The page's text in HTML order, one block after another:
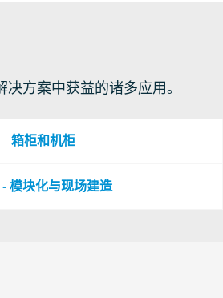
方案中获益的诸多应用。
箱柜和机柜
- 模块化与现场建造